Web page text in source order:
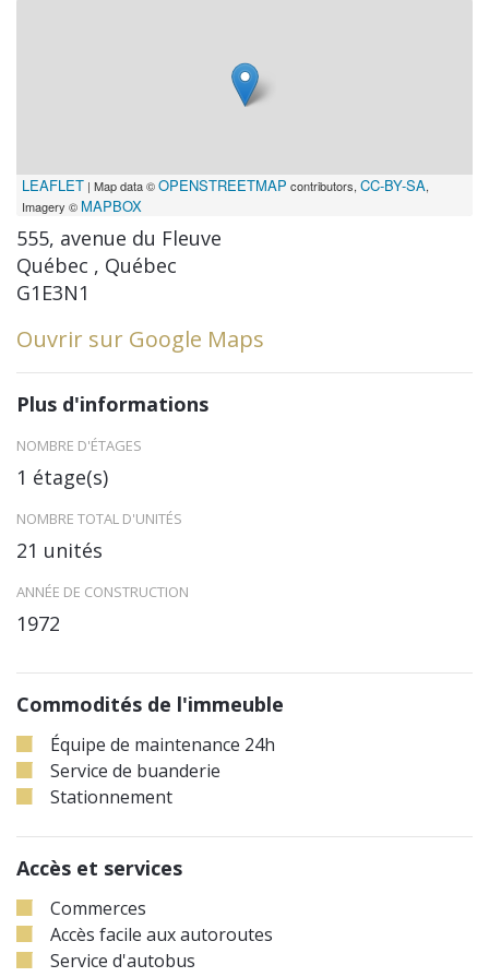
LEAFLET | Map data ©OPENSTREETMAP contributors, CC-BY-SA,
Imagery © MAPBOX
555, avenue du Fleuve
Québec , Québec
G1E3N1
Ouvrir sur Google Maps
Plus d'informations
NOMBRE D'ÉTAGES
1 étage(s)
NOMBRE TOTAL D'UNITÉS
21 unités
ANNÉE DE CONSTRUCTION
1972
Commodités de l'immeuble
Équipe de maintenance 24h
Service de buanderie
Stationnement
Accès et services
Commerces
Accès facile aux autoroutes
Service d'autobus